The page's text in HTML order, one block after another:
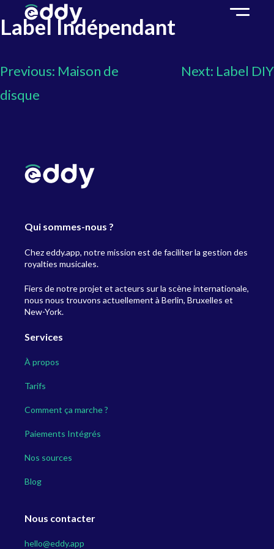
Label Indépendant
Previous: Maison de
disque
Next: Label DIY
Qui sommes-nous ?
Chez eddy.app, notre mission est de faciliter la gestion des
royalties musicales.
Fiers de notre projet et acteurs sur la scène internationale,
nous nous trouvons actuellement à Berlin, Bruxelles et
New-York.
Services
À propos
Tarifs
Comment ça marche ?
Paiements Intégrés
Nos sources
Blog
Nous contacter
hello@eddy.app